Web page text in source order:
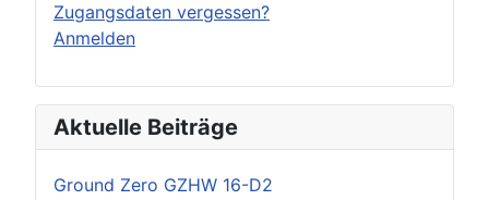
Zugangsdaten vergessen?
Anmelden
Aktuelle Beiträge
Ground Zero GZHW 16-D2